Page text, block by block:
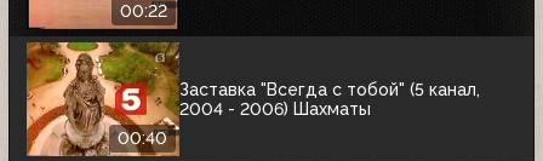
00:22
00:40
Заставка "Всегда с тобой" (5 канал,
2004 - 2006) Шахматы